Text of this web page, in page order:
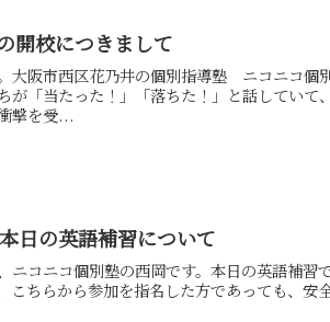
開校につきまして
大阪市西区花乃井の個別指導塾 ニコニコ個
が「当たった！」「落ちた！」と話してい
撃を受...
本日の英語補習について
ニコニコ個別塾の西岡です。本日の英語補
こちらから参加を指名した方であっても、安